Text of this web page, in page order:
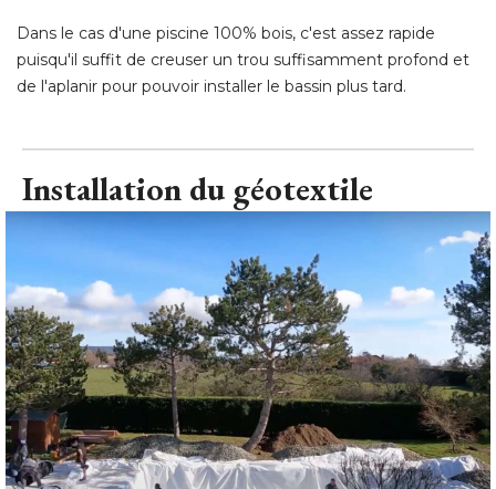
Dans le cas d'une piscine 100% bois, c'est assez rapide
puisqu'il suffit de creuser un trou suffisamment profond et
de l'aplanir pour pouvoir installer le bassin plus tard.
Installation du géotextile